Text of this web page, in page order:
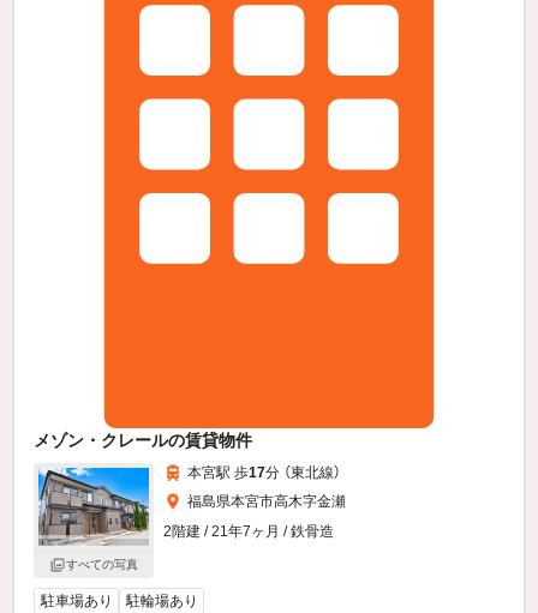
メゾン・クレールの賃貸物件
すべての写真
本宮駅 歩17分 （東北線）
福島県本宮市高木字金瀬
2階建 / 21年7ヶ月 / 鉄骨造
駐車場あり 駐輪場あり